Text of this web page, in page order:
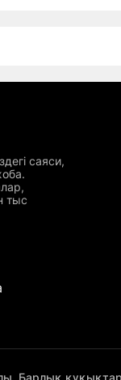
саяси,
тыс
Барлық